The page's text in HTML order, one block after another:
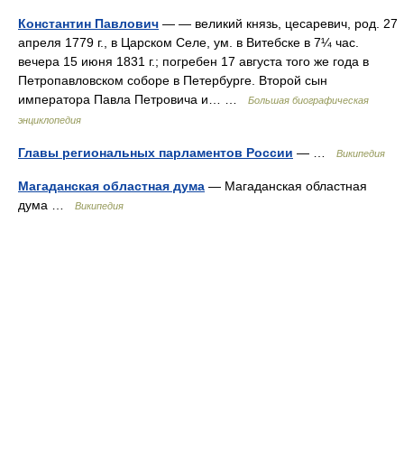
Константин Павлович — — великий князь, цесаревич, род. 27
апреля 1779 г., в Царском Селе, ум. в Витебске в 7¼ час.
вечера 15 июня 1831 г.; погребен 17 августа того же года в
Петропавловском соборе в Петербурге. Второй сын
императора Павла Петровича и… …
Большая биографическая
энциклопедия
Главы региональных парламентов России — … Википедия
Магаданская областная дума — Магаданская областная
дума …
Википедия